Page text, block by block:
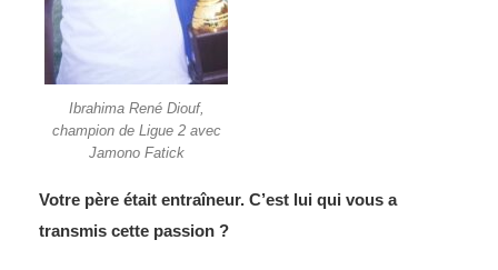
Ibrahima René Diouf,
champion de Ligue 2 avec
Jamono Fatick
Votre père était entraîneur. C’est lui qui vous a
transmis cette passion ?